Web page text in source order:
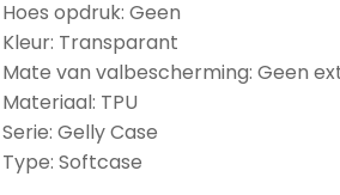
Hoes opdruk: Geen
Kleur: Transparant
Mate van valbescherming: Geen
Materiaal: TPU
Serie: Gelly Case
Type: Softcase